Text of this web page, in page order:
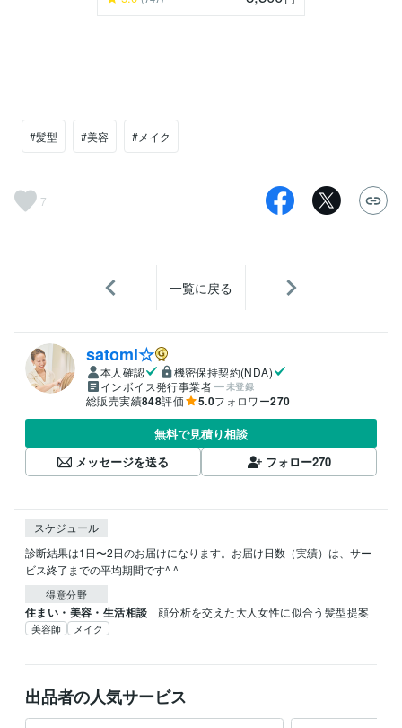
#髪型 #美容 #メイク
7
一覧に戻る
satomi☆
本人確認
機密保持契約(NDA)
インボイス発行事業者
未登録
総販売実績848評価 5.0フォロワー270
無料で見積り相談
メッセージを送る
フォロー270
スケジュール
診断結果は1日〜2日のお届けになります。お届け日数（実績）は、サー
ビス終了までの平均期間です^ ^
得意分野
住まい・美容・生活相談 顔分析を交えた大人女性に似合う髪型提案
美容師 メイク
出品者の人気サービス